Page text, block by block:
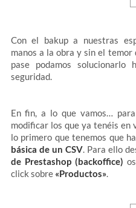
Con el bakup a nuestras
manos a la obra y sin el temor
pase podamos
seguridad.
En fin, a lo que vamos…
modificar los que ya tenéis en
lo primero que tenemos que
básica de un CSV. Para ello
de Prestashop (backoffice)
click sobre«Productos».